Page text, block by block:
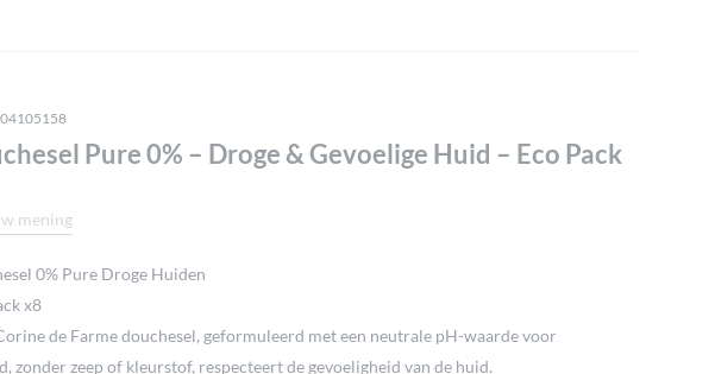
04105158
Pure 0% – Droge & Gevoelige Huid – Eco Pack
mening
0% Pure Droge Huiden
x8
de Farme douchesel, geformuleerd met een neutrale pH-waarde voor
zonder zeep of kleurstof, respecteert de gevoeligheid van de huid.